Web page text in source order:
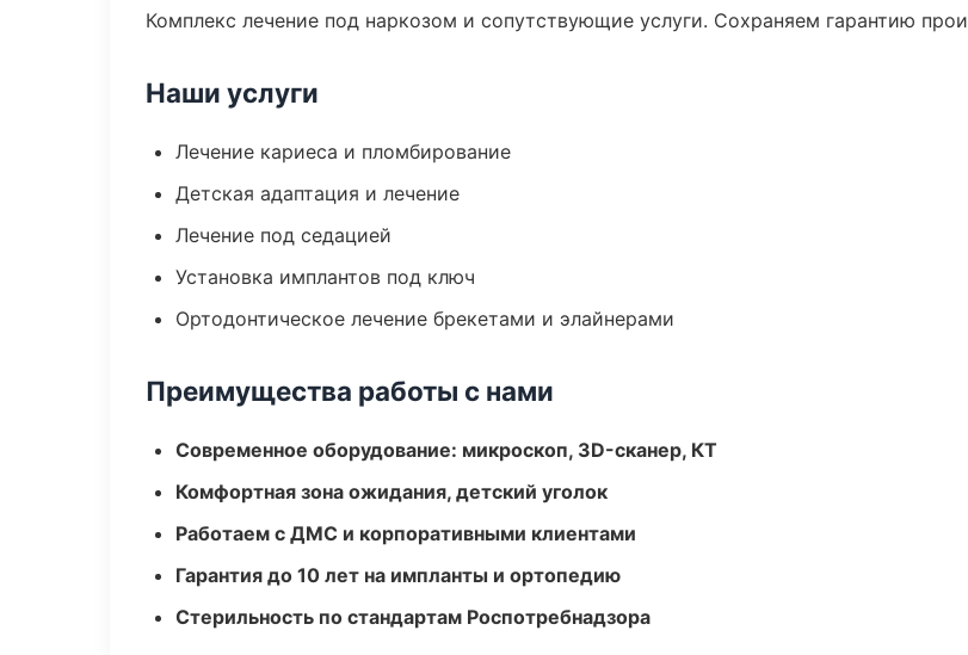
Комплекс лечение под наркозом и сопутствующие услуги. Сохраняем гарантию
Наши услуги
Лечение кариеса и пломбирование
Детская адаптация и лечение
Лечение под седацией
Установка имплантов под ключ
Ортодонтическое лечение брекетами и элайнерами
Преимущества работы с нами
Современное оборудование: микроскоп, 3D-сканер, КТ
Комфортная зона ожидания, детский уголок
Работаем с ДМС и корпоративными клиентами
Гарантия до 10 лет на импланты и ортопедию
Стерильность по стандартам Роспотребнадзора